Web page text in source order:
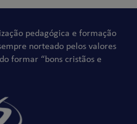
pedagógica e formação
norteado pelos valores
formar “bons cristãos e